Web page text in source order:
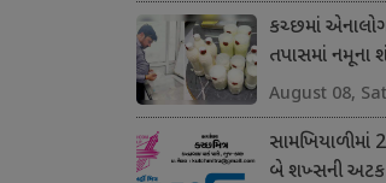
કચ્છમાં
તપાસમાં નમૂના
August 08,
સામખિયાળીમાં
બે શખ્સની અટક